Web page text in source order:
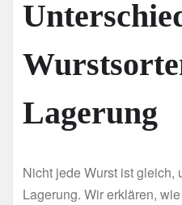
Lagerung
Nicht jede Wurst ist gleich,
Lagerung. Wir erklären,